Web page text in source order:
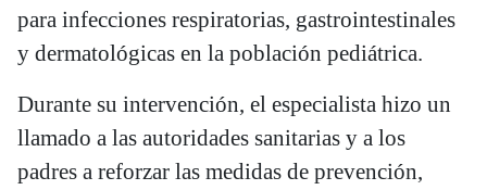
para infecciones respiratorias, gastrointestinales
y dermatológicas en la población pediátrica.
Durante su intervención, el especialista hizo un
llamado a las autoridades sanitarias y a los
padres a reforzar las medidas de prevención,